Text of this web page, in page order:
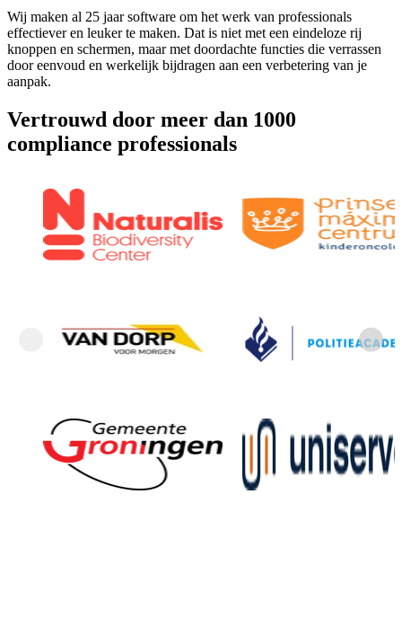
Wij maken al 25 jaar software om het werk van professionals
effectiever en leuker te maken. Dat is niet met een eindeloze rij
knoppen en schermen, maar met doordachte functies die verrassen
door eenvoud en werkelijk bijdragen aan een verbetering van je
aanpak.
Vertrouwd door meer dan 1000
compliance professionals